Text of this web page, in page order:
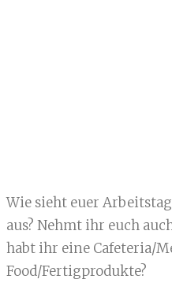
Wie sieht euer
aus? Nehmt ihr euch
habt ihr eine Cafeteria/
Food/Fertigprodukte?